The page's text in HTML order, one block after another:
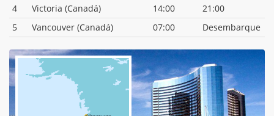
4
Victoria (Canadá) 14:00
21:00
5
Vancouver (Canadá) 07:00 Desembarque